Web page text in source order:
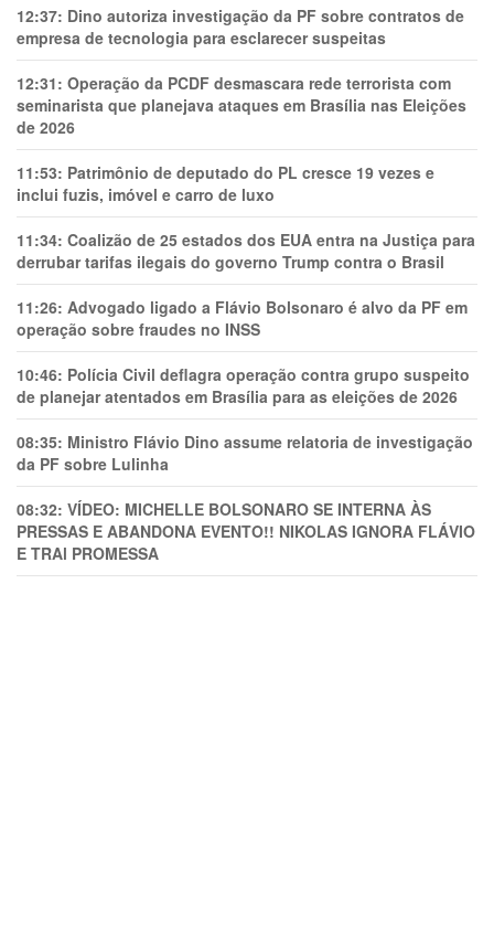
12:37: Dino autoriza investigação da PF sobre contratos de
empresa de tecnologia para esclarecer suspeitas
12:31: Operação da PCDF desmascara rede terrorista com
seminarista que planejava ataques em Brasília nas Eleições
de 2026
11:53: Patrimônio de deputado do PL cresce 19 vezes e
inclui fuzis, imóvel e carro de luxo
11:34: Coalizão de 25 estados dos EUA entra na Justiça para
derrubar tarifas ilegais do governo Trump contra o Brasil
11:26: Advogado ligado a Flávio Bolsonaro é alvo da PF em
operação sobre fraudes no INSS
10:46: Polícia Civil deflagra operação contra grupo suspeito
de planejar atentados em Brasília para as eleições de 2026
08:35: Ministro Flávio Dino assume relatoria de investigação
da PF sobre Lulinha
08:32: VÍDEO: MICHELLE BOLSONARO SE INTERNA ÀS
PRESSAS E ABANDONA EVENTO!! NIKOLAS IGNORA FLÁVIO
E TRAl PROMESSA